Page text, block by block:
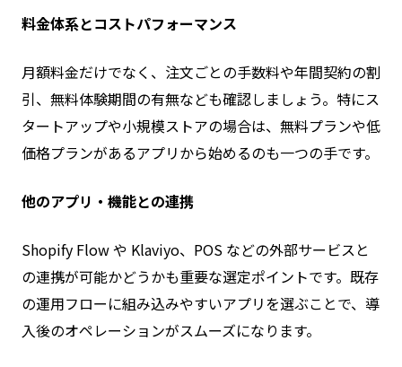
料金体系とコストパフォーマンス
月額料金だけでなく、注文ごとの手数料や年間契約の割
引、無料体験期間の有無なども確認しましょう。特にス
タートアップや小規模ストアの場合は、無料プランや低
価格プランがあるアプリから始めるのも一つの手です。
他のアプリ・機能との連携
Shopify Flow や Klaviyo、POS などの外部サービスと
の連携が可能かどうかも重要な選定ポイントです。既存
の運用フローに組み込みやすいアプリを選ぶことで、導
入後のオペレーションがスムーズになります。